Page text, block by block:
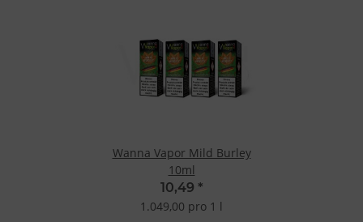
Wanna Vapor Mild Burley
10ml
10,49 *
1.049,00 pro 1 l